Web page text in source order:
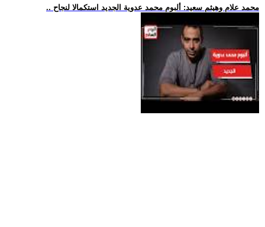
.. محمد علام وهيثم سعيد: ألبوم محمد عدوية الجديد استكمالا لنجاح